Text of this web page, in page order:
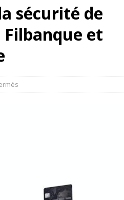
sécurité de
et